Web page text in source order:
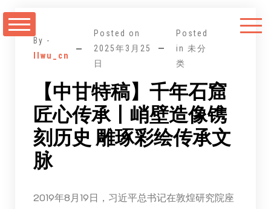
至
By -
llwu_cn
Posted on
2025年3月25
日
Posted
in 未分
类
【中甘特稿】千年石窟
匠心传承丨峭壁造像镌
刻历史 雕琢彩绘传承文
脉
2019年8月19日，习近平总书记在敦煌研究院座